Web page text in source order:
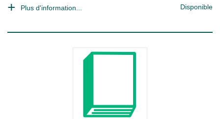
Plus d'information... Disponible